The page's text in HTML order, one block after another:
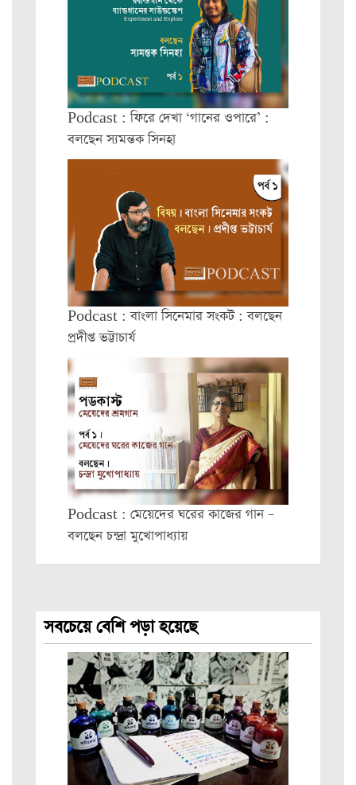
Podcast : ফিরে দেখা ‘গানের ওপারে’ :
বলছেন স্যমন্তক সিনহা
Podcast : বাংলা সিনেমার সংকট : বলছেন
প্রদীপ্ত ভট্টাচার্য
Podcast : মেয়েদের ঘরের কাজের গান –
বলছেন চন্দ্রা মুখোপাধ্যায়
সবচেয়ে বেশি পড়া হয়েছে